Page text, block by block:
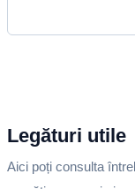
Legături utile
Aici poți consulta